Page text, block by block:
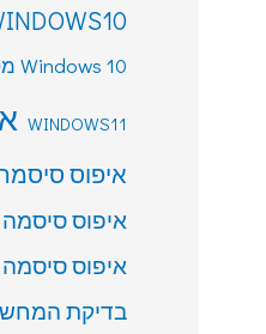
Windows 10 מסך כחול
WINDOWS11
איפוס
איפוס סיסמה Microsoft
איפוס סיסמה
בדיקת